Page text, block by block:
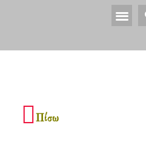
Πίσω